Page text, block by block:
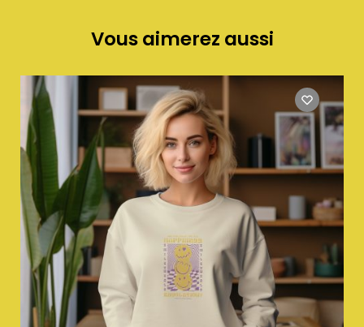
Vous aimerez aussi